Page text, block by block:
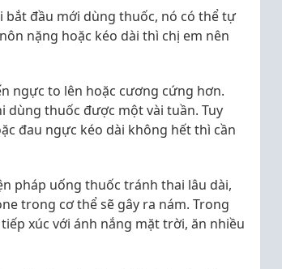
bắt đầu mới dùng thuốc, nó có thể tự
nặng hoặc kéo dài thì chị em nên
ngực to lên hoặc cương cứng hơn.
dùng thuốc được một vài tuần. Tuy
đau ngực kéo dài không hết thì cần
pháp uống thuốc tránh thai lâu dài,
trong cơ thể sẽ gây ra nám. Trong
xúc với ánh nắng mặt trời, ăn nhiều